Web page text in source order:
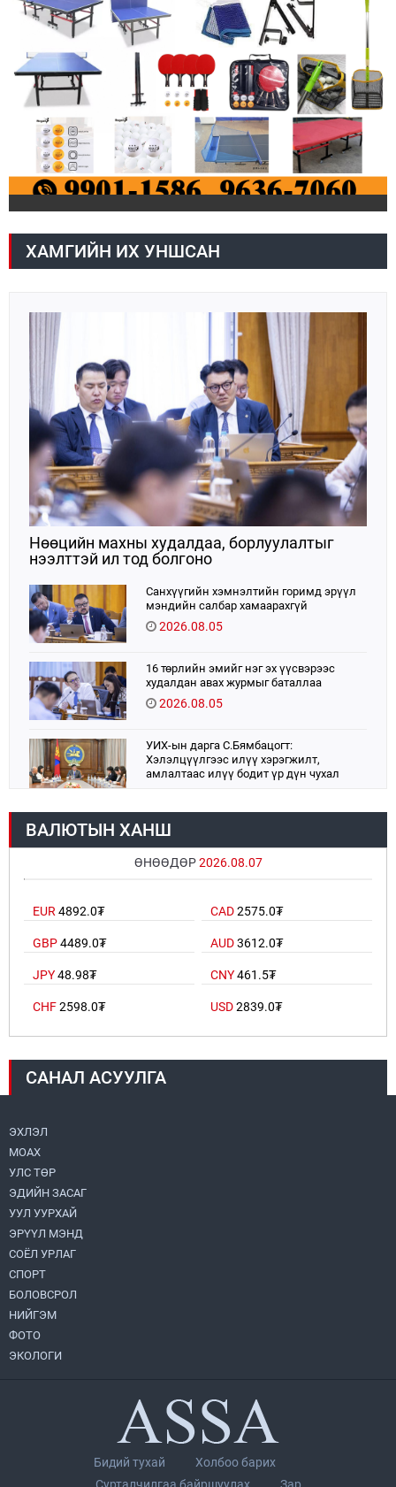
ХАМГИЙН ИХ УНШСАН
Нөөцийн махны худалдаа, борлуулалтыг
нээлттэй ил тод болгоно
Санхүүгийн хэмнэлтийн горимд эрүүл
мэндийн салбар хамаарахгүй
2026.08.05
16 төрлийн эмийг нэг эх үүсвэрээс
худалдан авах журмыг баталлаа
2026.08.05
УИХ-ын дарга С.Бямбацогт:
Хэлэлцүүлгээс илүү хэрэгжилт,
амлалтаас илүү бодит үр дүн чухал
Монголбанк 7 дугаар сард 1,439.2 кг үнэт
2026.08.05
Монгол Улс “COP17”-д “Тал хээрийн
төлөвлөгөө”-гөө танилцуулна
2026.08.05
УИХ-ын асуулгын цагийг гурван удаа
Ерөнхий сайдад хүргүүлж, цахим
2026.08.04
албан татварыг тэглэлээ
2026.08.05
Уурхайчдын гэр бүлийн гишүүд уурхайн
үйлдвэрлэл, үйл ажиллагаатай
ВАЛЮТЫН ХАНШ
ӨНӨӨДӨР2026.08.07
EUR 4892.0₮
GBP4489.0₮
JPY48.98₮
CHF2598.0₮
CAD2575.0₮
AUD3612.0₮
CNY461.5₮
USD2839.0₮
САНАЛ АСУУЛГА
ЭХЛЭЛ
МОАХ
УЛС ТӨР
ЭДИЙН ЗАСАГ
УУЛ УУРХАЙ
ЭРҮҮЛ МЭНД
СОЁЛ УРЛАГ
СПОРТ
БОЛОВСРОЛ
НИЙГЭМ
ФОТО
ЭКОЛОГИ
Бидий тухай
Холбоо барих